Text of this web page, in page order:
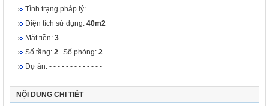
Tình trạng pháp lý:
Diện tích sử dụng: 40m2
Mặt tiền: 3
Số tầng: 2 Số phòng: 2
Dự án: - - - - - - - - - - - - -
NỘI DUNG CHI TIẾT